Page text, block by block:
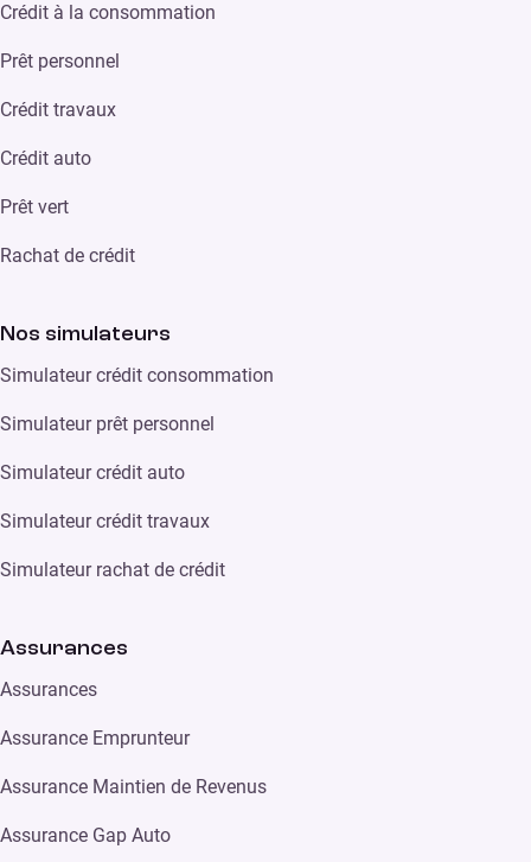
Crédit à la consommation
Prêt personnel
Crédit travaux
Crédit auto
Prêt vert
Rachat de crédit
Nos simulateurs
Simulateur crédit consommation
Simulateur prêt personnel
Simulateur crédit auto
Simulateur crédit travaux
Simulateur rachat de crédit
Assurances
Assurances
Assurance Emprunteur
Assurance Maintien de Revenus
Assurance Gap Auto